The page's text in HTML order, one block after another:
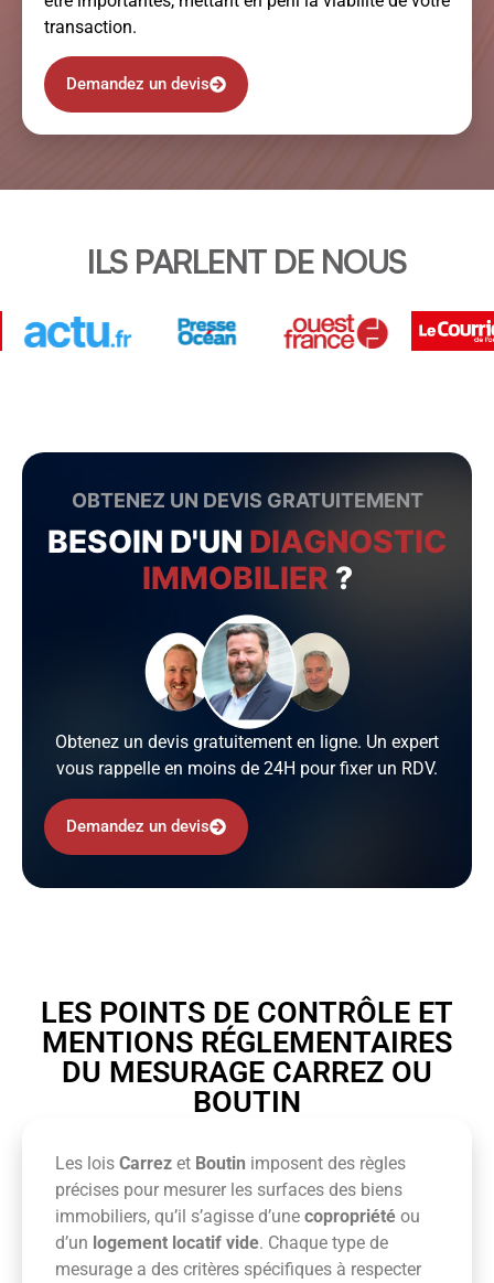
transaction.
Demandez un devis
ILS PARLENT DE NOUS
OBTENEZ UN DEVIS GRATUITEMENT
BESOIN D'UN DIAGNOSTIC
IMMOBILIER ?
Obtenez un devis gratuitement en ligne. Un expert
vous rappelle en moins de 24H pour fixer un RDV.
Demandez un devis
LES POINTS DE CONTRÔLE ET
MENTIONS RÉGLEMENTAIRES
DU MESURAGE CARREZ OU
BOUTIN
Les lois Carrez et Boutin imposent des règles
précises pour mesurer les surfaces des biens
immobiliers, qu’il s’agisse d’une copropriété ou
d’un logement locatif vide. Chaque type de
mesurage a des critères spécifiques à respecter